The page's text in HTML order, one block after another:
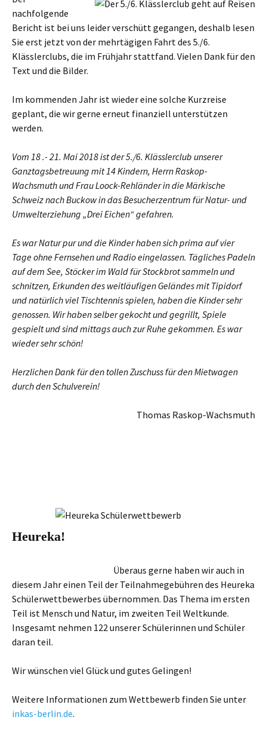
nachfolgende
Bericht ist bei uns leider verschütt gegangen, deshalb lesen
Sie erst jetzt von der mehrtägigen Fahrt des 5./6.
Klässlerclubs, die im Frühjahr stattfand. Vielen Dank für den
Text und die Bilder.
Im kommenden Jahr ist wieder eine solche Kurzreise
geplant, die wir gerne erneut finanziell unterstützen
werden.
Vom 18 .- 21. Mai 2018 ist der 5./6. Klässlerclub unserer
Ganztagsbetreuung mit 14 Kindern, Herrn Raskop-
Wachsmuth und Frau Loock-Rehländer in die Märkische
Schweiz nach Buckow in das Besucherzentrum für Natur- und
Umwelterziehung „Drei Eichen“ gefahren.
Es war Natur pur und die Kinder haben sich prima auf vier
Tage ohne Fernsehen und Radio eingelassen. Tägliches Padeln
auf dem See, Stöcker im Wald für Stockbrot sammeln und
schnitzen, Erkunden des weitläufigen Geländes mit Tipidorf
und natürlich viel Tischtennis spielen, haben die Kinder sehr
genossen. Wir haben selber gekocht und gegrillt, Spiele
gespielt und sind mittags auch zur Ruhe gekommen. Es war
wieder sehr schön!
Herzlichen Dank für den tollen Zuschuss für den Mietwagen
durch den Schulverein!
Thomas Raskop-Wachsmuth
Heureka!
Überaus gerne haben wir auch in
diesem Jahr einen Teil der Teilnahmegebühren des Heureka
Schülerwettbewerbes übernommen. Das Thema im ersten
Teil ist Mensch und Natur, im zweiten Teil Weltkunde.
Insgesamt nehmen 122 unserer Schülerinnen und Schüler
daran teil.
Wir wünschen viel Glück und gutes Gelingen!
Weitere Informationen zum Wettbewerb finden Sie unter
inkas-berlin.de.